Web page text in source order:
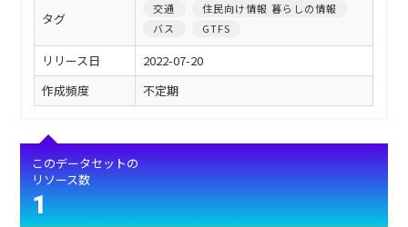
タグ
交通
住民向け情報 暮らしの情報
バス
GTFS
リリース日
2022-07-20
作成頻度
不定期
このデータセットの
リソース数
1